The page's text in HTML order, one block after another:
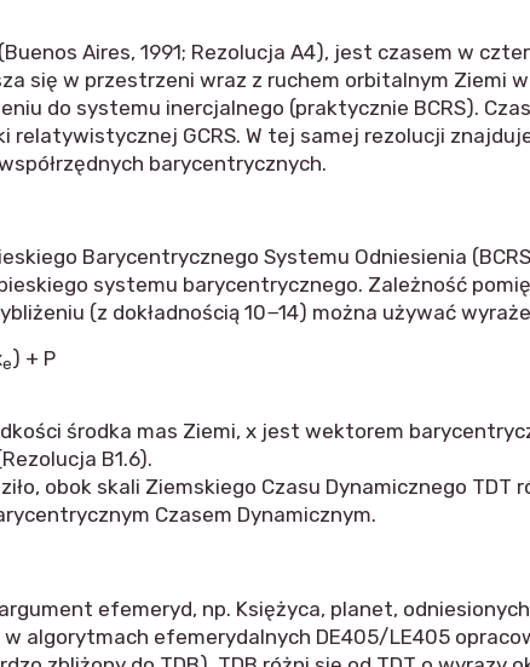
Aires, 1991; Rezolucja A4), jest czasem w
się w przestrzeni wraz z ruchem orbitalnym Ziemi
do systemu inercjalnego (praktycznie BCRS).
GCRS. W tej samej rezolucji
barycentrycznych.
Barycentrycznego Systemu Odniesienia
systemu barycentrycznego. Zależność
(z dokładnością 10−14) można używać
e) + P
środka mas Ziemi, x jest wektorem
B1.6).
obok skali Ziemskiego Czasu Dynamicznego
Czasem Dynamicznym.
efemeryd, np. Księżyca, planet,
algorytmach efemerydalnych DE405/LE405